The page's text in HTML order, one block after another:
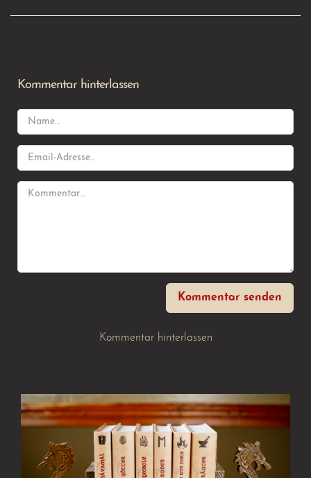
Kommentar hinterlassen
Kommentar senden
Kommentar hinterlassen